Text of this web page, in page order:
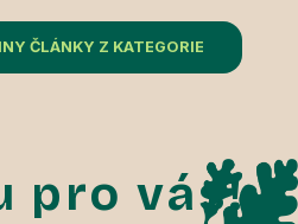
ČLÁNKY Z KATEGORIE
pro vás!